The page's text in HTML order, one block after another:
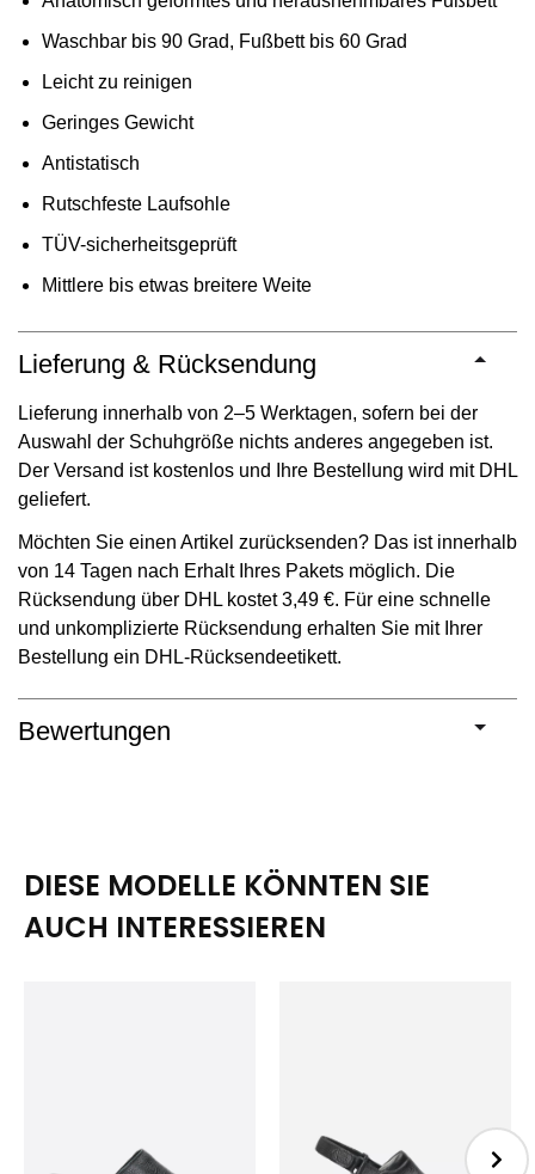
Waschbar bis 90 Grad, Fußbett bis 60 Grad
Leicht zu reinigen
Geringes Gewicht
Antistatisch
Rutschfeste Laufsohle
TÜV-sicherheitsgeprüft
Mittlere bis etwas breitere Weite
Lieferung & Rücksendung
Lieferung innerhalb von 2–5 Werktagen, sofern bei der
Auswahl der Schuhgröße nichts anderes angegeben ist.
Der Versand ist kostenlos und Ihre Bestellung wird mit DHL
geliefert.
Möchten Sie einen Artikel zurücksenden? Das ist innerhalb
von 14 Tagen nach Erhalt Ihres Pakets möglich. Die
Rücksendung über DHL kostet 3,49 €. Für eine schnelle
und unkomplizierte Rücksendung erhalten Sie mit Ihrer
Bestellung ein DHL-Rücksendeetikett.
Bewertungen
DIESE MODELLE KÖNNTEN SIE
AUCH INTERESSIEREN